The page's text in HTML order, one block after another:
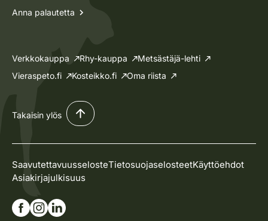
Anna palautetta
Verkkokauppa Rhy-kauppa
Metsästäjä-lehti
Vieraspeto.fi
Kosteikko.fi Oma riista
Takaisin ylös
SaavutettavuusselosteTietosuojaselosteetKäyttöehdot
Asiakirjajulkisuus